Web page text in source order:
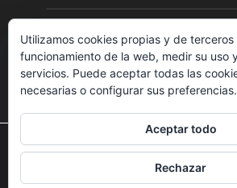
Copyright © 2018.Fly News.Noticias
Utilizamos cookies para ofrecerte la
nuestra web.
Puedes aprender más sobre qué cookies
Utilizamos cookies propias y de
funcionamiento de la web, medir su uso
servicios. Puede aceptar todas las
necesarias o configurar sus preferencias.
Aceptar todo
Rechazar